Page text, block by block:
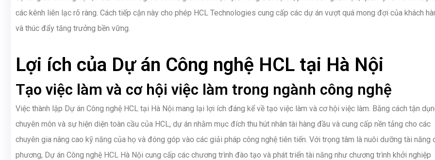
các kênh liên lạc rõ ràng. Cách tiếp cận này cho phép HCL Technologies cung cấp các dự án vượt quá mong đợi của khách
và thúc đẩy tăng trưởng bền vững.
Lợi ích của Dự án Công nghệ HCL tại Hà Nội
Tạo việc làm và cơ hội việc làm trong ngành công nghệ
Việc thành lập Dự án Công nghệ HCL tại Hà Nội mang lại lợi ích đáng kể về tạo việc làm và cơ hội việc làm. Bằng cách tận
chuyên môn và sự hiện diện toàn cầu của HCL, dự án nhằm mục đích thu hút nhân tài hàng đầu và cung cấp nền tảng cho các
chuyên gia nâng cao kỹ năng của họ và đóng góp vào các giải pháp công nghệ tiên tiến. Với trọng tâm là nuôi dưỡng tài năng
phương, Dự án Công nghệ HCL Hà Nội cung cấp các chương trình đào tạo và phát triển tài năng như chương trình khởi nghiệp